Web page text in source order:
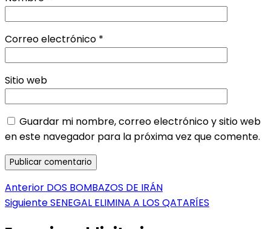
Correo electrónico *
Sitio web
Guardar mi nombre, correo electrónico y sitio web
en este navegador para la próxima vez que comente.
Navegación
de
Anterior Entrada
anterior:
DOS BOMBAZOS DE IRÁN
SiguienteEntrada
SENEGAL ELIMINA A LOS QATARÍES